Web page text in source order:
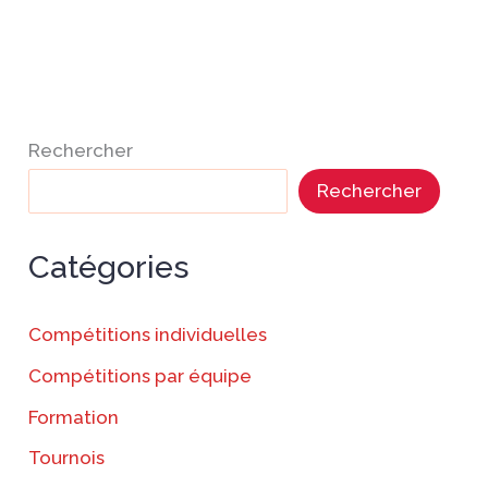
Rechercher
Rechercher
Catégories
Compétitions individuelles
Compétitions par équipe
Formation
Tournois